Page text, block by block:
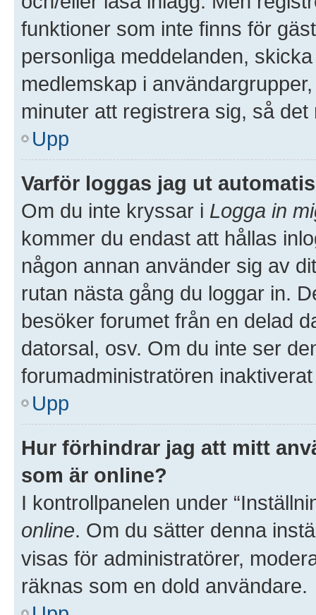
funktioner som inte finns för
personliga meddelanden,
medlemskap i
minuter att registrera sig, så
Upp
Varför loggas jag ut
Om du inte kryssar i Logga in
kommer du endast att hållas
någon annan använder sig av
rutan nästa gång du loggar in.
besöker forumet från en delad
datorsal, osv. Om du inte ser
forumadministratören
Upp
Hur förhindrar jag att mitt
som är online?
I kontrollpanelen under
online. Om du sätter denna
visas för administratörer,
räknas som en dold användare.